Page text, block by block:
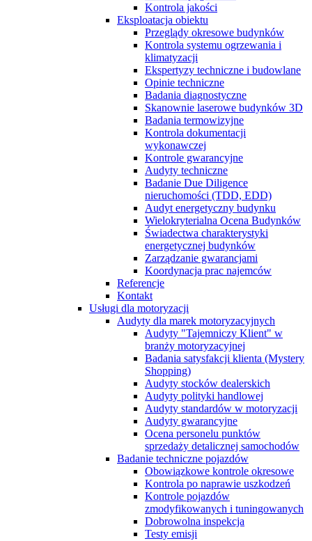
Kontrola jakości
Eksploatacja obiektu
Przeglądy okresowe budynków
Kontrola systemu ogrzewania i
klimatyzacji
Ekspertyzy techniczne i budowlane
Opinie techniczne
Badania diagnostyczne
Skanownie laserowe budynków 3D
Badania termowizyjne
Kontrola dokumentacji
wykonawczej
Kontrole gwarancyjne
Audyty techniczne
Badanie Due Diligence
nieruchomości (TDD, EDD)
Audyt energetyczny budynku
Wielokryterialna Ocena Budynków
Świadectwa charakterystyki
energetycznej budynków
Zarządzanie gwarancjami
Koordynacja prac najemców
Referencje
Kontakt
Usługi dla motoryzacji
Audyty dla marek motoryzacyjnych
Audyty "Tajemniczy Klient" w
branży motoryzacyjnej
Badania satysfakcji klienta (Mystery
Shopping)
Audyty stocków dealerskich
Audyty polityki handlowej
Audyty standardów w motoryzacji
Audyty gwarancyjne
Ocena personelu punktów
sprzedaży detalicznej samochodów
Badanie techniczne pojazdów
Obowiązkowe kontrole okresowe
Kontrola po naprawie uszkodzeń
Kontrole pojazdów
zmodyfikowanych i tuningowanych
Dobrowolna inspekcja
Testy emisji